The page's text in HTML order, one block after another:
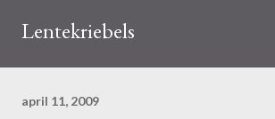
Lentekriebels
april 11, 2009